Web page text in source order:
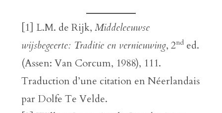
[1] L.M. de Rijk, Middeleeuwse
wijsbegeerte: Traditie en vernieuwing, 2nded.
(Assen: Van Corcum, 1988), 111.
Traduction d’une citation en Néerlandais
par Dolfe Te Velde.